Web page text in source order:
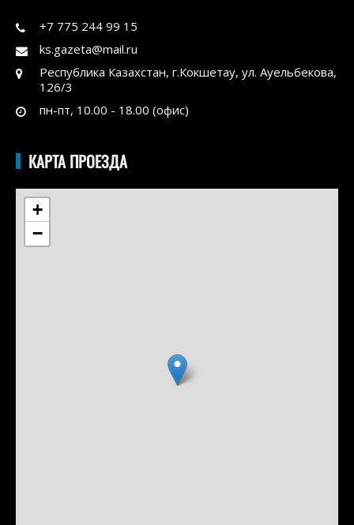
+7 775 244 99 15
ks.gazeta@mail.ru
Республика Казахстан, г.Кокшетау, ул. Ауельбекова,
126/3
пн-пт, 10.00 - 18.00 (офис)
КАРТА ПРОЕЗДА
+
−